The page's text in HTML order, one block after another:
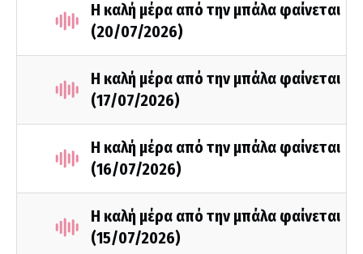
Η καλή μέρα από την μπάλα φαίνεται
(20/07/2026)
Η καλή μέρα από την μπάλα φαίνεται
(17/07/2026)
Η καλή μέρα από την μπάλα φαίνεται
(16/07/2026)
Η καλή μέρα από την μπάλα φαίνεται
(15/07/2026)